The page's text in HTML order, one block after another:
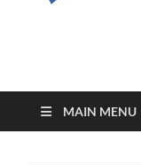
MAIN MENU